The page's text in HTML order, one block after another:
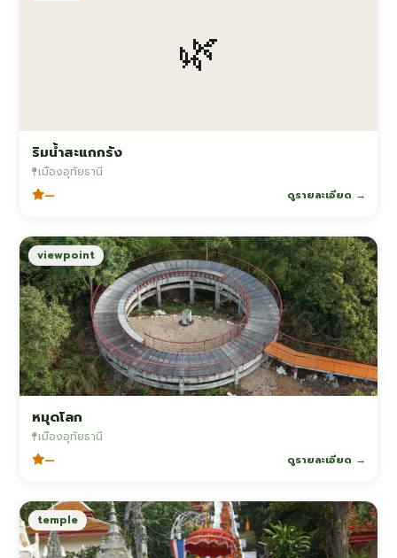
🌿
ริมน้ำสะแกกรัง
เมืองอุทัยธานี
— ดูรายละเอียด →
viewpoint
หมุดโลก
เมืองอุทัยธานี
— ดูรายละเอียด →
temple